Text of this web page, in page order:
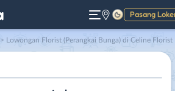
Pasang
Gelap
> Lowongan Florist (Perangkai Bunga) di Celine Florist